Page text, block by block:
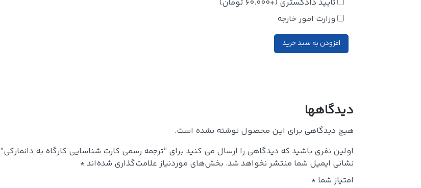
تایید دادگستری (+
60.000 تومان)
وزارت امور خارجه
افزودن به سبد خرید
دیدگاهها
هیچ دیدگاهی برای این محصول نوشته نشده است.
اولین نفری باشید که دیدگاهی را ارسال می کنید برای “ترجمه رسمی کارت شناسایی کارگاه به دانمارکی”
نشانی ایمیل شما منتشر نخواهد شد. بخش‌های موردنیاز علامت‌گذاری شده‌اند *
امتیاز شما *